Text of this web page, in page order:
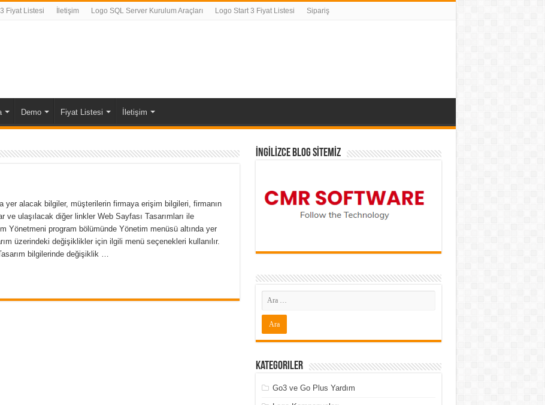
Fiyat Listesi İletişim Logo SQL Server Kurulum Araçları Logo Start 3 Fiyat Listesi Sipariş
Demo Fiyat Listesi İletişim
yer alacak bilgiler, müşterilerin firmaya erişim bilgileri, firmanın
ulaşılacak diğer linkler Web Sayfası Tasarımları ile
Yönetmeni program bölümünde Yönetim menüsü altında yer
üzerindeki değişiklikler için ilgili menü seçenekleri kullanılır.
bilgilerinde değişiklik …
İNGİLİZCE BLOG SİTEMİZ
Kategoriler
Go3 ve Go Plus Yardım